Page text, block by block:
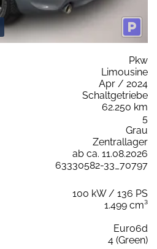
Pkw
Limousine
Apr / 2024
Schaltgetriebe
62.250 km
5
Grau
Zentrallager
ab ca. 11.08.2026
63330582-33_70797
100 kW / 136 PS
1.499 cm³
Euro6d
4 (Green)